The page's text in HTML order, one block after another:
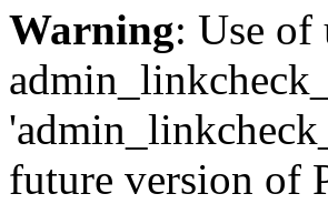
Warning: Use of
future version of